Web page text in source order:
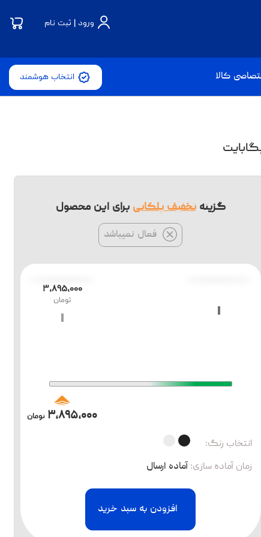
ورود | ثبت نام
کالا انتخاب هوشمند
گزینهتخفیف پلکانی برای این محصول
فعال نمیباشد
۳،۸۹۵،۰۰۰
تومان
۳،۸۹۵،۰۰۰ تومان
انتخاب رنگ:
زمان آماده سازی: آماده ارسال
افزودن به سبد خرید